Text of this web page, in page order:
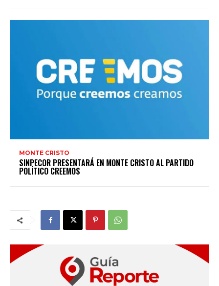
MONTE CRISTO
SINPECOR PRESENTARÁ EN MONTE CRISTO AL PARTIDO
POLÍTICO CREEMOS